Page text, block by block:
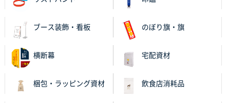
uni ジェットストリーム 05300枚
のしメモ100P 800枚
ブース装飾・看板 のぼり旗・旗
横断幕 宅配資材
梱包・ラッピング資材 飲食店消耗品